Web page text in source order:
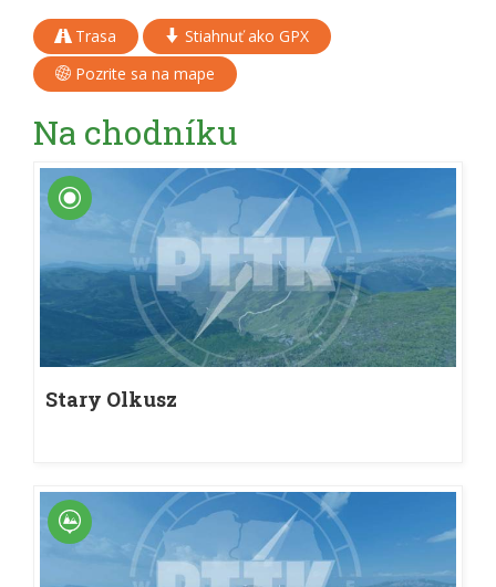
Trasa
Stiahnuť ako GPX
Pozrite sa na mape
Na chodníku
Stary Olkusz